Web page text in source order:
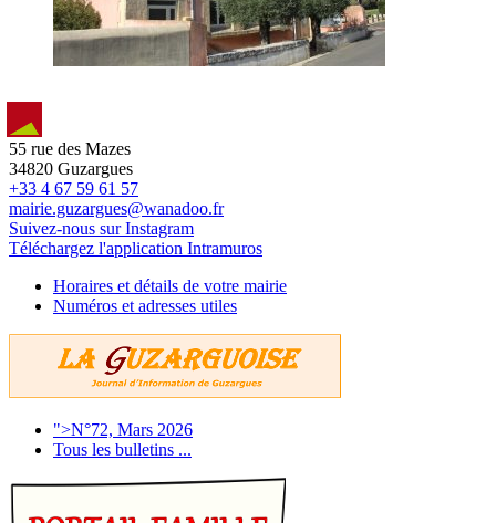
55 rue des Mazes
34820 Guzargues
+33 4 67 59 61 57
mairie.guzargues@wanadoo.fr
Suivez-nous sur Instagram
Téléchargez l'application Intramuros
Horaires et détails de votre mairie
Numéros et adresses utiles
">N°72, Mars 2026
Tous les bulletins ...